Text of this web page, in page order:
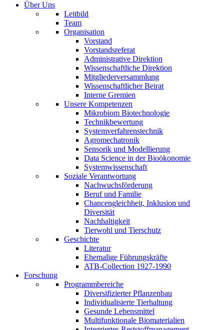
Über Uns
Leitbild
Team
Organisation
Vorstand
Vorstandsreferat
Administrative Direktion
Wissenschaftliche Direktion
Mitgliederversammlung
Wissenschaftlicher Beirat
Interne Gremien
Unsere Kompetenzen
Mikrobiom Biotechnologie
Technikbewertung
Systemverfahrenstechnik
Agromechatronik
Sensorik und Modellierung
Data Science in der Bioökonomie
Systemwissenschaft
Soziale Verantwortung
Nachwuchsförderung
Beruf und Familie
Chancengleichheit, Inklusion und
Diversität
Nachhaltigkeit
Tierwohl und Tierschutz
Geschichte
Literatur
Ehemalige Führungskräfte
ATB-Collection 1927-1990
Forschung
Programmbereiche
Diversifizierter Pflanzenbau
Individualisierte Tierhaltung
Gesunde Lebensmittel
Multifunktionale Biomaterialien